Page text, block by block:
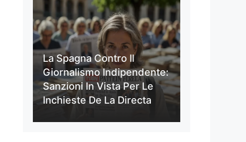
La Spagna Contro Il
Giornalismo Indipendente:
Sanzioni In Vista Per Le
Inchieste De La Directa